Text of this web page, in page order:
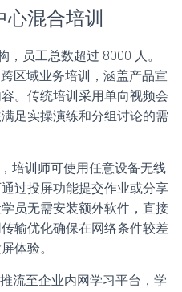
混合培训
，员工总数超过 8000 人。
区域业务培训，涵盖产品宣
。传统培训采用单向视频会
足实操演练和分组讨论的需
培训师可使用任意设备无线
过投屏功能提交作业或分享
员无需安装额外软件，直接
输优化确保在网络条件较差
体验。
流至企业内网学习平台，学